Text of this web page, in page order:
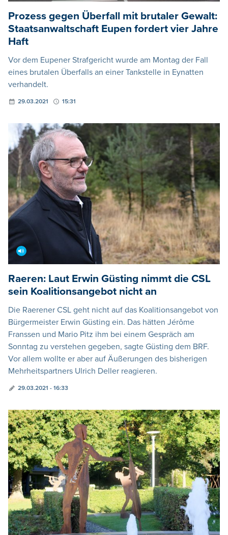
Prozess gegen Überfall mit brutaler Gewalt:
Staatsanwaltschaft Eupen fordert vier Jahre
Haft
Vor dem Eupener Strafgericht wurde am Montag der Fall
eines brutalen Überfalls an einer Tankstelle in Eynatten
verhandelt.
29.03.2021 15:31
Raeren: Laut Erwin Güsting nimmt die CSL
sein Koalitionsangebot nicht an
Die Raerener CSL geht nicht auf das Koalitionsangebot von
Bürgermeister Erwin Güsting ein. Das hätten Jérôme
Franssen und Mario Pitz ihm bei einem Gespräch am
Sonntag zu verstehen gegeben, sagte Güsting dem BRF.
Vor allem wollte er aber auf Äußerungen des bisherigen
Mehrheitspartners Ulrich Deller reagieren.
29.03.2021 - 16:33